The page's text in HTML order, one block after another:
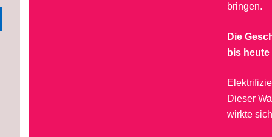
bringen.
Die
bis heute
Dieser
wirkte